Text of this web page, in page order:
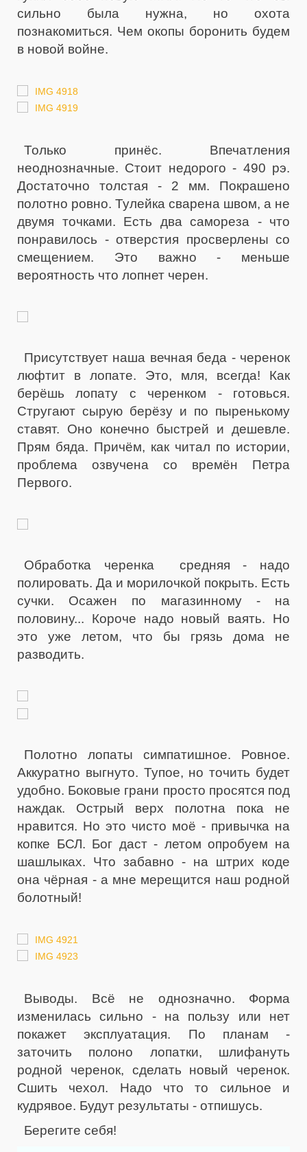
сильно была нужна, но охота
познакомиться. Чем окопы боронить будем
в новой войне.
Только принёс. Впечатления
неоднозначные. Стоит недорого - 490 рэ.
Достаточно толстая - 2 мм. Покрашено
полотно ровно. Тулейка сварена швом, а не
двумя точками. Есть два самореза - что
понравилось - отверстия просверлены со
смещением. Это важно - меньше
вероятность что лопнет черен.
Присутствует наша вечная беда - черенок
люфтит в лопате. Это, мля, всегда! Как
берёшь лопату с черенком - готовься.
Стругают сырую берёзу и по пыренькому
ставят. Оно конечно быстрей и дешевле.
Прям бяда. Причём, как читал по истории,
проблема озвучена со времён Петра
Первого.
Обработка черенка средняя - надо
полировать. Да и морилочкой покрыть. Есть
сучки. Осажен по магазинному - на
половину... Короче надо новый ваять. Но
это уже летом, что бы грязь дома не
разводить.
Полотно лопаты симпатишное. Ровное.
Аккуратно выгнуто. Тупое, но точить будет
удобно. Боковые грани просто просятся под
наждак. Острый верх полотна пока не
нравится. Но это чисто моё - привычка на
копке БСЛ. Бог даст - летом опробуем на
шашлыках. Что забавно - на штрих коде
она чёрная - а мне мерещится наш родной
болотный!
Выводы. Всё не однозначно. Форма
изменилась сильно - на пользу или нет
покажет эксплуатация. По планам -
заточить полоно лопатки, шлифануть
родной черенок, сделать новый черенок.
Сшить чехол. Надо что то сильное и
кудрявое. Будут результаты - отпишусь.
Берегите себя!